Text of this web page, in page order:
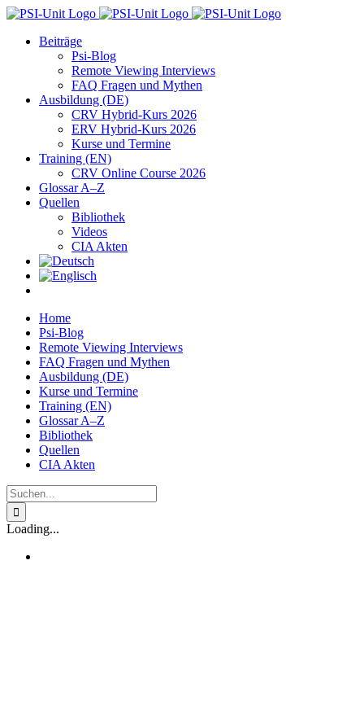
Zum
springenBeiträge
Psi-Blog
Remote Viewing Interviews
FAQ Fragen und Mythen
Ausbildung (DE)
CRV Hybrid-Kurs 2026
ERV Hybrid-Kurs 2026
Kurse und Termine
Training (EN)
CRV Online Course 2026
Glossar A–Z
Quellen
Bibliothek
Videos
CIA Akten
Home
Psi-Blog
Remote Viewing Interviews
FAQ Fragen und Mythen
Ausbildung (DE)
Kurse und Termine
Training (EN)
Glossar A–Z
Bibliothek
Quellen
CIA Akten
Suche
nach:
Loading...